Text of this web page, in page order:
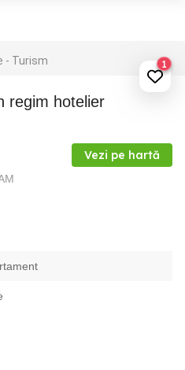
- Turism 1
regim hotelier
Vezi pe hartă